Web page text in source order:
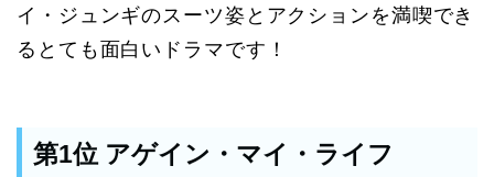
イ・ジュンギのスーツ姿とアクションを満喫でき
るとても面白いドラマです！
第1位 アゲイン・マイ・ライフ